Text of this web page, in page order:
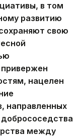
в том
развитию
свою
привержен
нацелен
направленных
между